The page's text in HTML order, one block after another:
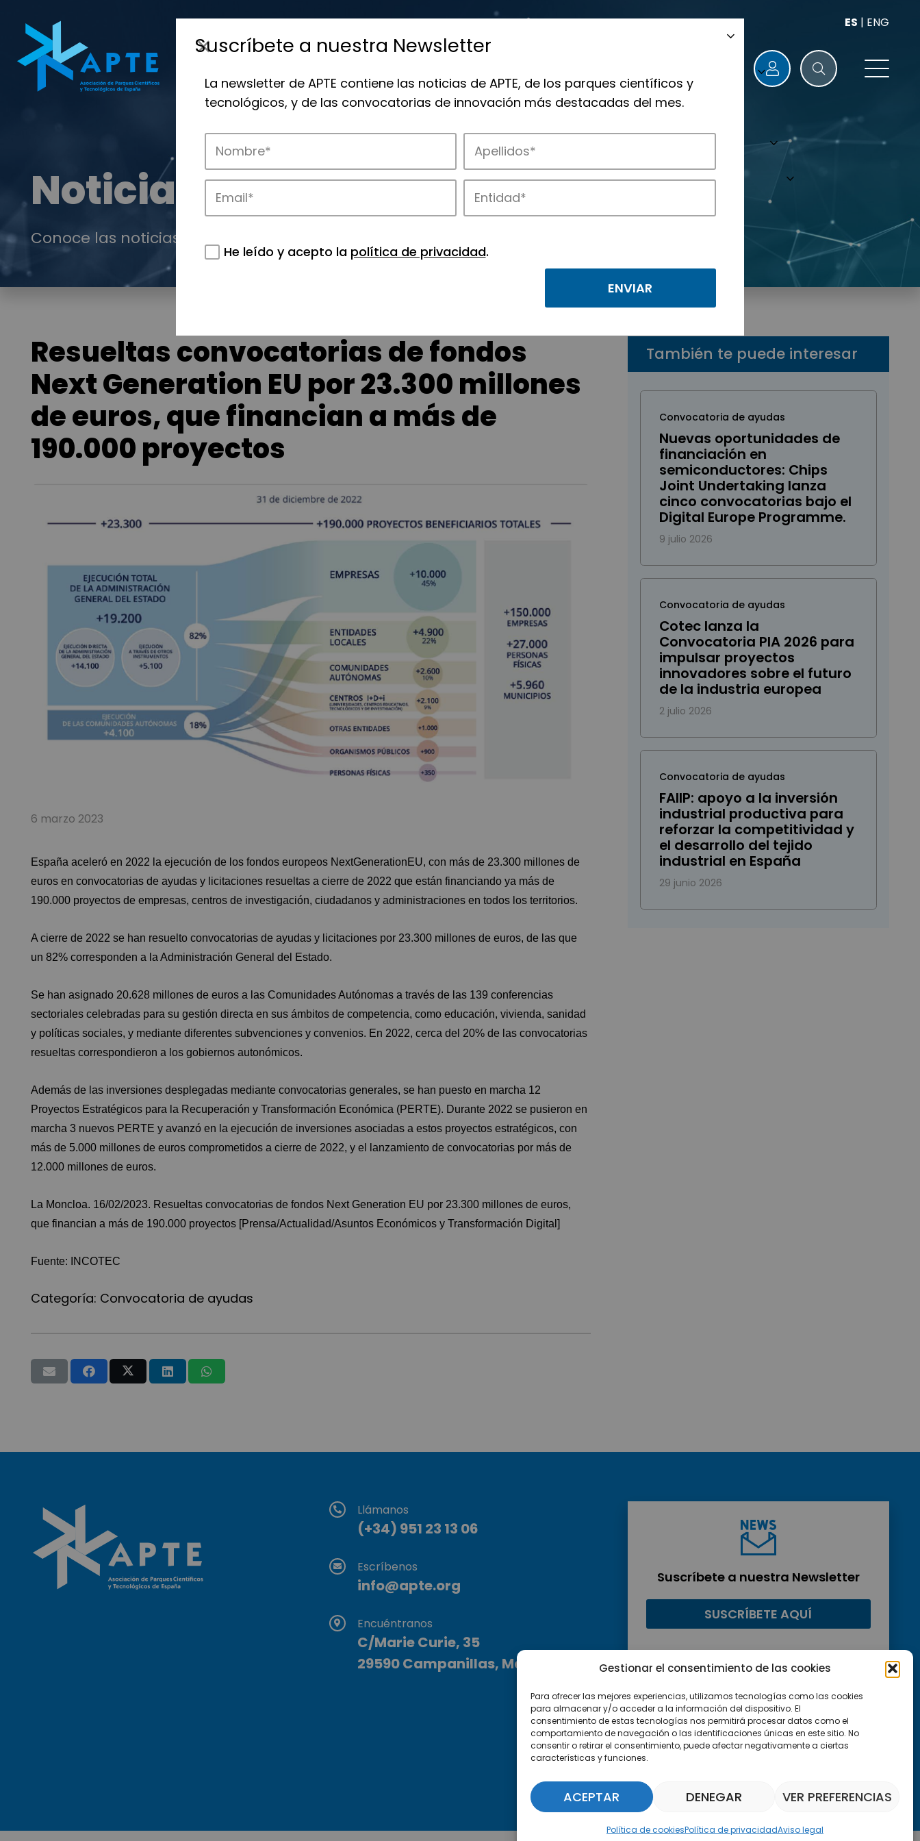
Gestionar el consentimiento de las cookies
Para ofrecer las mejores experiencias, utilizamos tecnologías como las cookies
para almacenar y/o acceder a la información del dispositivo. El
consentimiento de estas tecnologías nos permitirá procesar datos como el
comportamiento de navegación o las identificaciones únicas en este sitio. No
consentir o retirar el consentimiento, puede afectar negativamente a ciertas
características y funciones.
ACEPTAR DENEGAR VER PREFERENCIAS
Política de cookiesPolítica de privacidadAviso legal
ES | ENG
Noticias
Conoce las noticias más destacadas de APTE y sus parques científicos y tecnológicos.
Resueltas convocatorias de fondos
Next Generation EU por 23.300 millones
de euros, que financian a más de
190.000 proyectos
6 marzo 2023
España aceleró en 2022 la ejecución de los fondos europeos NextGenerationEU, con más de 23.300 millones de
euros en convocatorias de ayudas y licitaciones resueltas a cierre de 2022 que están financiando ya más de
190.000 proyectos de empresas, centros de investigación, ciudadanos y administraciones en todos los territorios.
A cierre de 2022 se han resuelto convocatorias de ayudas y licitaciones por 23.300 millones de euros, de las que
un 82% corresponden a la Administración General del Estado.
Se han asignado 20.628 millones de euros a las Comunidades Autónomas a través de las 139 conferencias
sectoriales celebradas para su gestión directa en sus ámbitos de competencia, como educación, vivienda, sanidad
y políticas sociales, y mediante diferentes subvenciones y convenios. En 2022, cerca del 20% de las convocatorias
resueltas correspondieron a los gobiernos autonómicos.
Además de las inversiones desplegadas mediante convocatorias generales, se han puesto en marcha 12
Proyectos Estratégicos para la Recuperación y Transformación Económica (PERTE). Durante 2022 se pusieron en
marcha 3 nuevos PERTE y avanzó en la ejecución de inversiones asociadas a estos proyectos estratégicos, con
más de 5.000 millones de euros comprometidos a cierre de 2022, y el lanzamiento de convocatorias por más de
12.000 millones de euros.
La Moncloa. 16/02/2023. Resueltas convocatorias de fondos Next Generation EU por 23.300 millones de euros,
que financian a más de 190.000 proyectos [Prensa/Actualidad/Asuntos Económicos y Transformación Digital]
Fuente: INCOTEC
Categoría: Convocatoria de ayudas
También te puede interesar
Convocatoria de ayudas
Nuevas oportunidades de
financiación en
semiconductores: Chips
Joint Undertaking lanza
cinco convocatorias bajo el
Digital Europe Programme.
9 julio 2026
Convocatoria de ayudas
Cotec lanza la
Convocatoria PIA 2026 para
impulsar proyectos
innovadores sobre el futuro
de la industria europea
2 julio 2026
Convocatoria de ayudas
FAIIP: apoyo a la inversión
industrial productiva para
reforzar la competitividad y
el desarrollo del tejido
industrial en España
29 junio 2026
Llámanos
(+34) 951 23 13 06
Escríbenos
info@apte.org
Encuéntranos
C/Marie Curie, 35
29590 Campanillas, Málaga
Suscríbete a nuestra Newsletter
SUSCRÍBETE AQUÍ
Suscríbete a nuestra Newsletter
La newsletter de APTE contiene las noticias de APTE, de los parques científicos y
tecnológicos, y de las convocatorias de innovación más destacadas del mes.
He leído y acepto la política de privacidad.